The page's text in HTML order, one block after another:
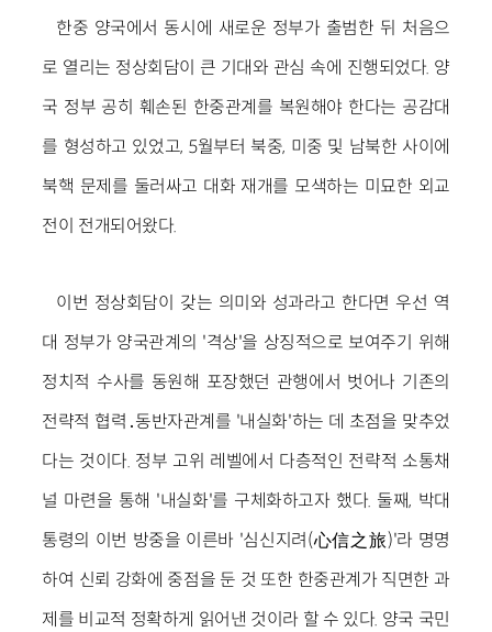
한중 양국에서 동시에 새로운 정부가 출범한 뒤 처음으
로 열리는 정상회담이 큰 기대와 관심 속에 진행되었다. 양
국 정부 공히 훼손된 한중관계를 복원해야 한다는 공감대
를 형성하고 있었고, 5월부터 북중, 미중 및 남북한 사이에
북핵 문제를 둘러싸고 대화 재개를 모색하는 미묘한 외교
전이 전개되어왔다.
이번 정상회담이 갖는 의미와 성과라고 한다면 우선 역
대 정부가 양국관계의 '격상'을 상징적으로 보여주기 위해
정치적 수사를 동원해 포장했던 관행에서 벗어나 기존의
전략적 협력․동반자관계를 '내실화'하는 데 초점을 맞추었
다는 것이다. 정부 고위 레벨에서 다층적인 전략적 소통채
널 마련을 통해 '내실화'를 구체화하고자 했다. 둘째, 박대
통령의 이번 방중을 이른바 '심신지려(心信之旅)'라 명명
하여 신뢰 강화에 중점을 둔 것 또한 한중관계가 직면한 과
제를 비교적 정확하게 읽어낸 것이라 할 수 있다. 양국 국민